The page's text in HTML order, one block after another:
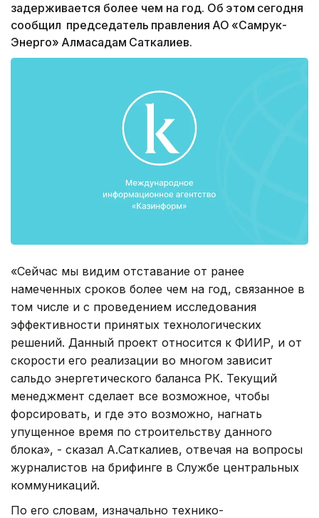
задерживается более чем на год. Об этом сегодня
сообщил председатель правления АО «Самрук-
Энерго» Алмасадам Саткалиев.
«Сейчас мы видим отставание от ранее
намеченных сроков более чем на год, связанное в
том числе и с проведением исследования
эффективности принятых технологических
решений. Данный проект относится к ФИИР, и от
скорости его реализации во многом зависит
сальдо энергетического баланса РК. Текущий
менеджмент сделает все возможное, чтобы
форсировать, и где это возможно, нагнать
упущенное время по строительству данного
блока», - сказал А.Саткалиев, отвечая на вопросы
журналистов на брифинге в Службе центральных
коммуникаций.
По его словам, изначально технико-